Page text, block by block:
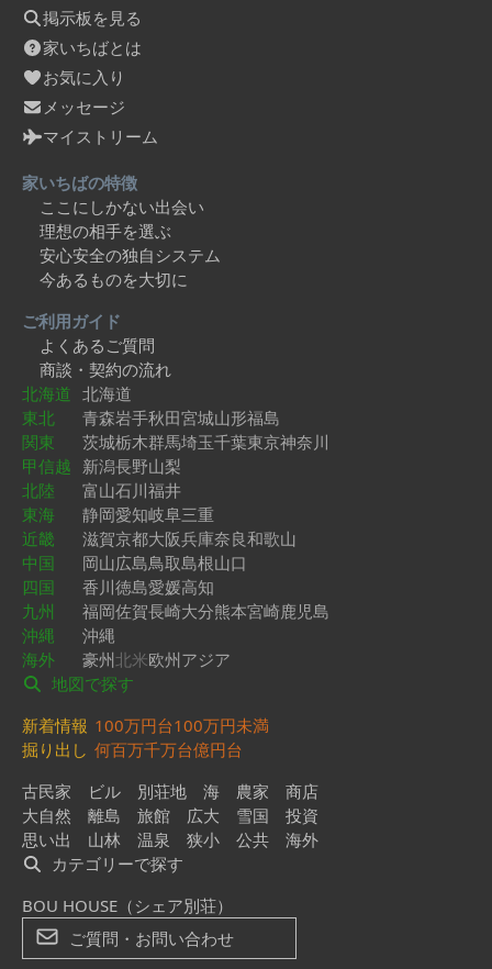
掲示板を見る
家いちばとは
お気に入り
メッセージ
マイストリーム
家いちばの特徴
ここにしかない出会い
理想の相手を選ぶ
安心安全の独自システム
今あるものを大切に
ご利用ガイド
よくあるご質問
商談・契約の流れ
北海道 北海道
東北
青森岩手秋田宮城山形福島
関東
茨城栃木群馬埼玉千葉東京神奈川
甲信越 新潟長野山梨
北陸
富山石川福井
東海
静岡愛知岐阜三重
近畿
滋賀京都大阪兵庫奈良和歌山
中国
岡山広島鳥取島根山口
四国
香川徳島愛媛高知
九州
福岡佐賀長崎大分熊本宮崎鹿児島
沖縄
沖縄
海外
豪州北米欧州アジア
地図で探す
新着情報 100万円台100万円未満
掘り出し 何百万千万台億円台
古民家
ビル 別荘地 海 農家
商店
大自然
離島 旅館 広大 雪国
投資
思い出
山林 温泉 狭小 公共
海外
カテゴリーで探す
BOU HOUSE（シェア別荘）
ご質問・お問い合わせ